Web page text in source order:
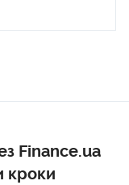
Finance.ua
кроки